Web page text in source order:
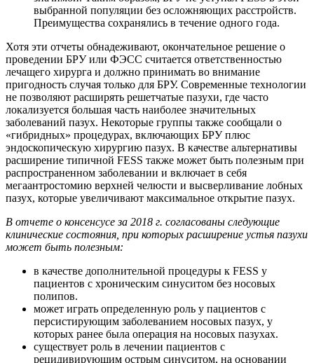
выбранной популяции без осложняющих расстройств.
Преимущества сохранялись в течение одного года.
Хотя эти отчеты обнадеживают, окончательное решение о
проведении БРУ или ФЭСС считается ответственностью
лечащего хирурга и должно принимать во внимание
пригодность случая только для БРУ. Современные технологии
не позволяют расширять решетчатые пазухи, где часто
локализуется большая часть наиболее значительных
заболеваний пазух. Некоторые группы также сообщали о
«гибридных» процедурах, включающих БРУ плюс
эндоскопическую хирургию пазух. В качестве альтернативы
расширение типичной FESS также может быть полезным при
распространенном заболевании и включает в себя
мегаантростомию верхней челюсти и высверливание лобных
пазух, которые увеличивают максимальное открытие пазух.
В отчете о консенсусе за 2018 г. согласованы следующие
клинические состояния, при которых расширение устья пазухи
может быть полезным:
в качестве дополнительной процедуры к FESS у
пациентов с хроническим синуситом без носовых
полипов.
может играть определенную роль у пациентов с
персистирующим заболеванием носовых пазух, у
которых ранее была операция на носовых пазухах.
существует роль в лечении пациентов с
рецидивирующим острым синуситом, на основании